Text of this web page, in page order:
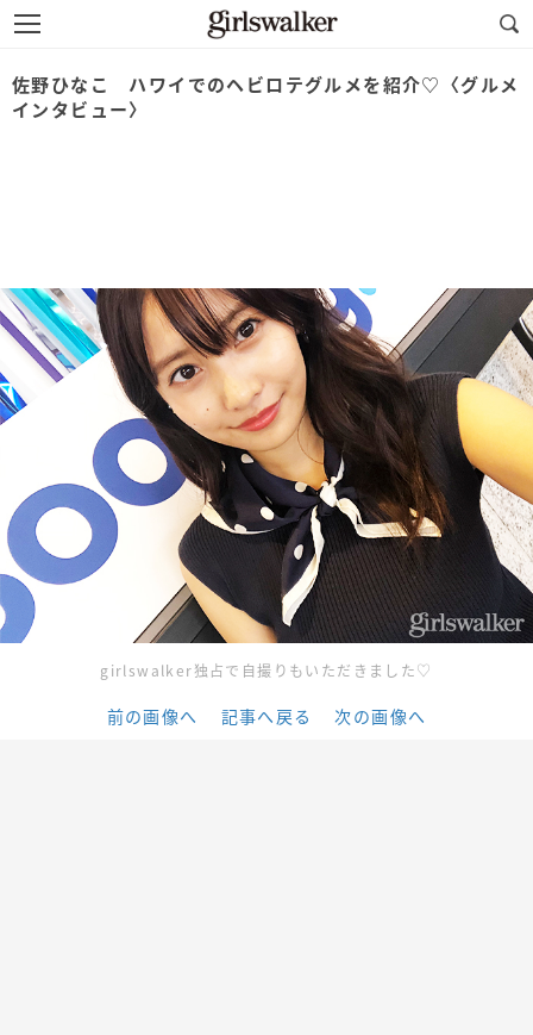
佐野ひなこ ハワイでのヘビロテグルメを紹介♡〈グルメ
インタビュー〉
girlswalker独占で自撮りもいただきました♡
前の画像へ 記事へ戻る 次の画像へ